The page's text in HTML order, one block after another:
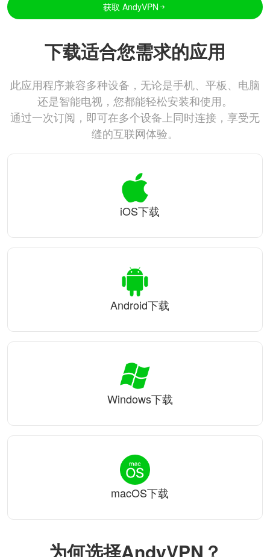
获取 AndyVPN
为何选择AndyVPN？
下载适合您需求的应用
此应用程序兼容多种设备，无论是手机、平板、电脑
还是智能电视，您都能轻松安装和使用。
通过一次订阅，即可在多个设备上同时连接，享受无
缝的互联网体验。
iOS下载
Android下载
Windows下载
macOS下载